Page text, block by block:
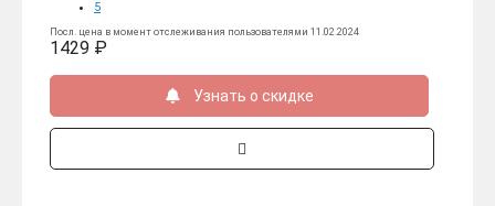
5
Посл. цена в момент отслеживания пользователями 11.02.2024
1429 ₽
Узнать о скидке